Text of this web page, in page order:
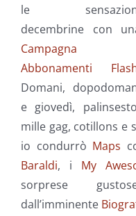
le
decembrine con
Campagna
Abbonamenti
Domani,
e giovedì,
mille gag, cotillons e
io condurrò Maps
Baraldi, i My
sorprese
dall’imminente